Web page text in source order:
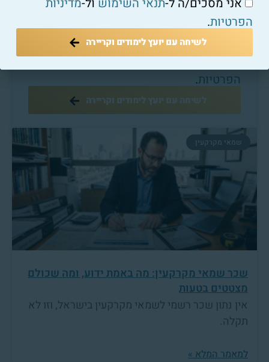
יש לי תואר / אני בלימודי תואר
אני מסכים/ה ל-תנאי השימושול-מדיניות
הפרטיות.
לשיחה עם יועץ לימודים וקריירה
שמאי מקרקעין
שכר שמאי מקרקעין: מה באמת ידוע, ומה שכולם
מצטטים בטעות
אין נתון שכר רשמי לשמאי מקרקעין בישראל, וזו לא
תקלה.
למאמר המלא »
הפרטיות.
לשיחה עם יועץ לימודים וקריירה